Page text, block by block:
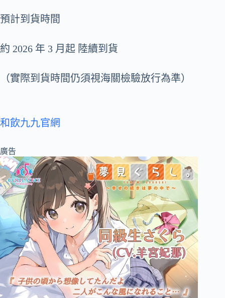
預計到貨時間
約 2026 年 3 月起 陸續到貨
（實際到貨時間仍須視海關檢驗放行為準）
和飲九九官網
廣告